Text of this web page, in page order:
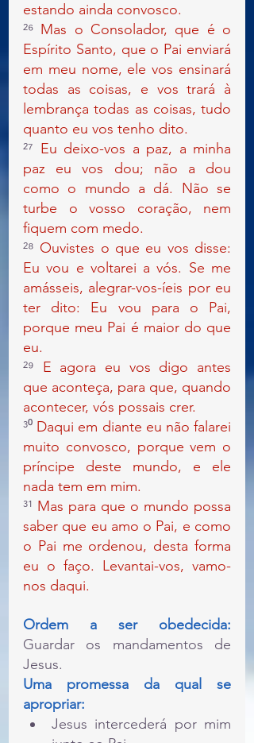
estando ainda convosco.
²⁶ Mas o Consolador, que é o
Espírito Santo, que o Pai enviará
em meu nome, ele vos ensinará
todas as coisas, e vos trará à
lembrança todas as coisas, tudo
quanto eu vos tenho dito.
²⁷ Eu deixo-vos a paz, a minha
paz eu vos dou; não a dou
como o mundo a dá. Não se
turbe o vosso coração, nem
fiquem com medo.
²⁸ Ouvistes o que eu vos disse:
Eu vou e voltarei a vós. Se me
amásseis, alegrar-vos-íeis por eu
ter dito: Eu vou para o Pai,
porque meu Pai é maior do que
eu.
²⁹ E agora eu vos digo antes
que aconteça, para que, quando
acontecer, vós possais crer.
³⁰ Daqui em diante eu não falarei
muito convosco, porque vem o
príncipe deste mundo, e ele
nada tem em mim.
³¹ Mas para que o mundo possa
saber que eu amo o Pai, e como
o Pai me ordenou, desta forma
eu o faço. Levantai-vos, vamo-
nos daqui.
Guardar os mandamentos de
Jesus.
Uma promessa da qual se
apropriar:
Jesus intercederá por mim